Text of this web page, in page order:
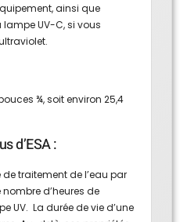
ainsi que
UV-C, si vous
¾, soit environ 25,4
d’ESA :
traitement de l’eau par
nombre d’heures de
UV. La durée de vie d’une